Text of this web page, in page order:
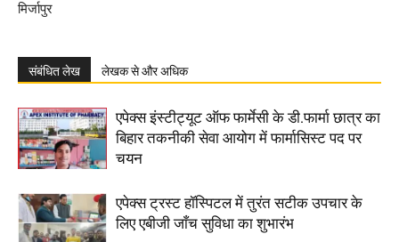
मिर्जापुर
संबंधित लेख लेखक से और अधिक
एपेक्स इंस्टीट्यूट ऑफ फार्मेसी के डी.फार्मा छात्र का
बिहार तकनीकी सेवा आयोग में फार्मासिस्ट पद पर
चयन
एपेक्स ट्रस्ट हॉस्पिटल में तुरंत सटीक उपचार के
लिए एबीजी जाँच सुविधा का शुभारंभ